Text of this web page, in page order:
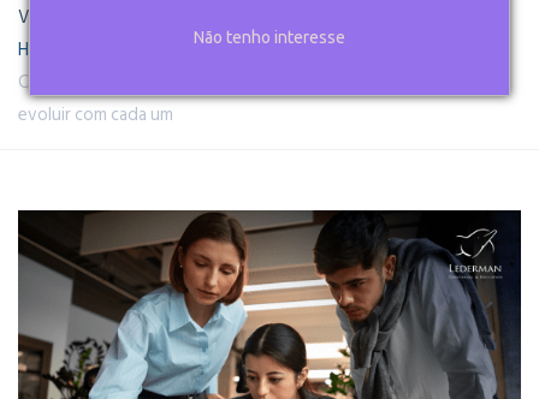
Não tenho interesse
Você está aqui:
Home
Educação Corporativa
Conheça os 7 problemas empresariais mais comuns e como
evoluir com cada um